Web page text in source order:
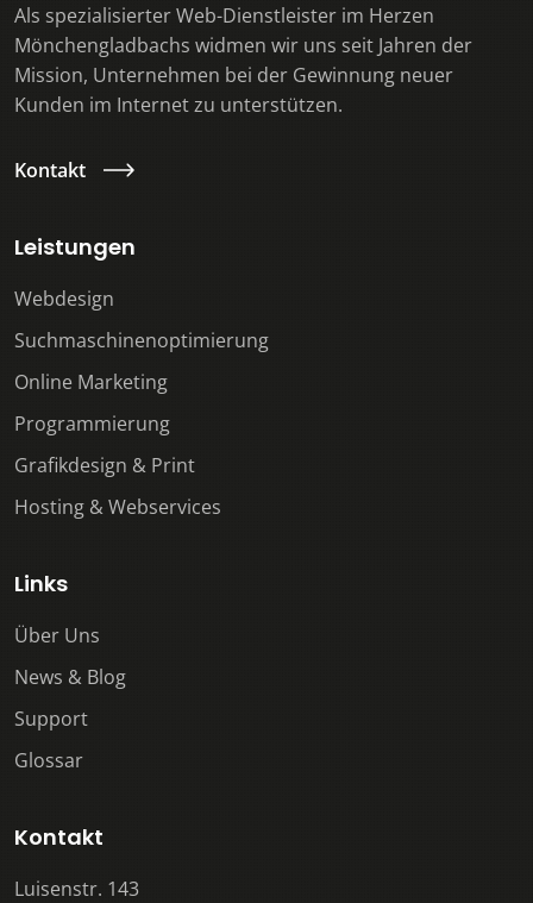
Als spezialisierter Web-Dienstleister im Herzen
Mönchengladbachs widmen wir uns seit Jahren der
Mission, Unternehmen bei der Gewinnung neuer
Kunden im Internet zu unterstützen.
Kontakt
Leistungen
Webdesign
Suchmaschinenoptimierung
Online Marketing
Programmierung
Grafikdesign & Print
Hosting & Webservices
Links
Über Uns
News & Blog
Support
Glossar
Kontakt
Luisenstr. 143